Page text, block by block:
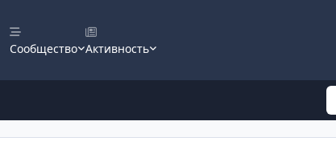
Сообщество Активность